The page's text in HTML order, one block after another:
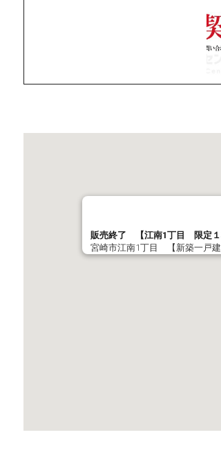
販売終了 【江南1丁目 限定
宮崎市江南1丁目 【新築一戸建